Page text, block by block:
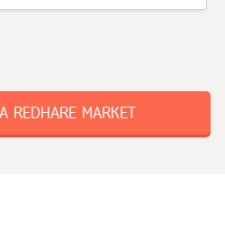
MARKET